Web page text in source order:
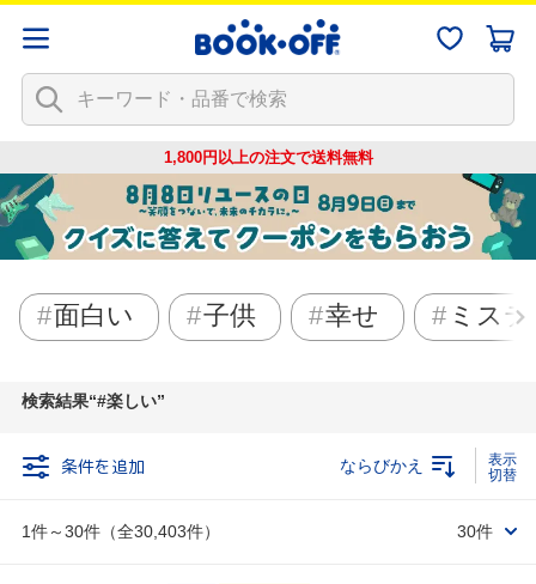
1,800円以上の注文で送料無料
面白い 子供 幸せ ミス
検索結果 #楽しい
条件を追加
1件～30件（全30,403件）
ならびかえ
30件